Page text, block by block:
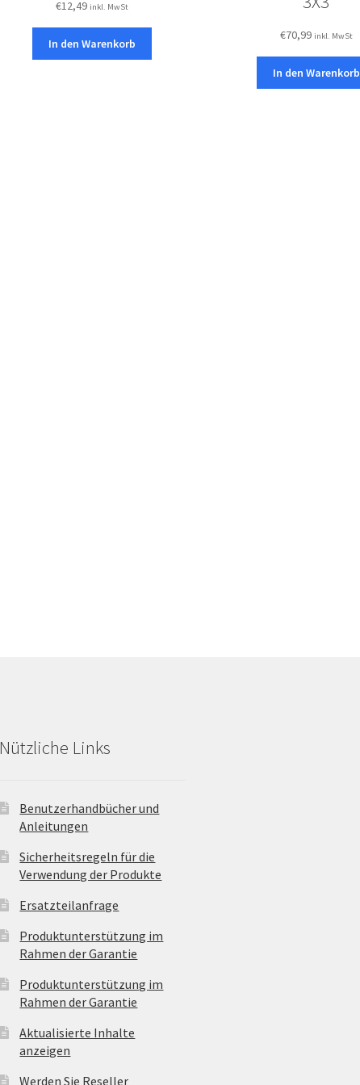
h
€12,49 inkl. MwSt
In den Warenkorb
€70,99 inkl. MwSt
In den Warenkorb
Nützliche Links
Benutzerhandbücher und
Anleitungen
Sicherheitsregeln für die
Verwendung der Produkte
Ersatzteilanfrage
Produktunterstützung im
Rahmen der Garantie
Produktunterstützung im
Rahmen der Garantie
Aktualisierte Inhalte
anzeigen
Werden Sie Reseller